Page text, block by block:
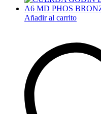
Añadir al carrito